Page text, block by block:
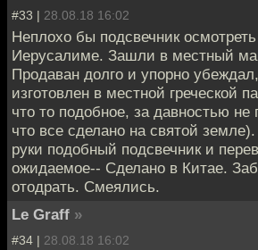
#33 | 28.08.18 16:02
Неплохо бы подсвечник
Иерусалиме. Зашли в местный
Продаван долго и упорно
изготовлен в местной греческой
что то подобное, за давностью не
что все сделано на святой
руки подобный подсвечник и
ожидаемое-- Сделано в Китае.
отодрать. Смеялись.
Le Graff »
#34 | 28.08.18 16:02